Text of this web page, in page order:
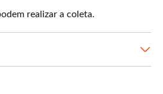
realizar a coleta.